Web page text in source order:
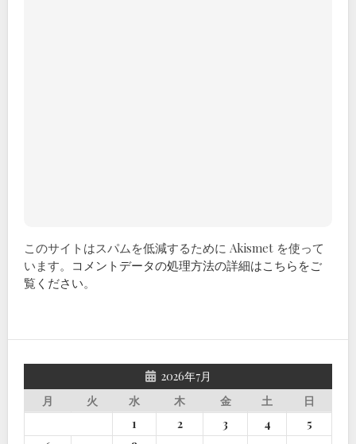
このサイトはスパムを低減するために Akismet を使って
います。 コメントデータの処理方法の詳細はこちらをご
覧ください。
2026年7月
月
火 水 木 金 土
日
1
2 3 4
5